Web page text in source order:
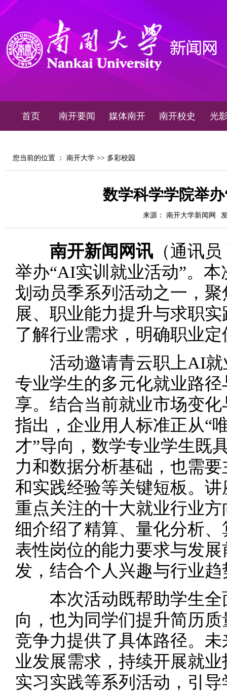
首页 南开要闻 媒体南开 南开校史 光
您当前的位置 ： 南开大学 >> 多彩校园
数学科学学院举
来源： 南开大学新闻网
南开新闻网讯 （通讯
举办“AI实训就业活动”。
划动员季系列活动之一，
展、职业能力提升与求职
了解行业需求，明确职业
活动邀请青云职上AI就
专业学生的多元化就业路
享。结合当前就业市场变
指出，企业用人标准正从“
才”导向，数学专业学生既
力和数据分析基础，也需
和实践经验等关键短板。
重点关注的十大就业行业
细介绍了精算、量化分析
表性岗位的能力要求与发
发，结合个人兴趣与行业
本次活动既帮助学生全
向，也为同学们提升简历
竞争力提供了具体路径。
业发展需求，持续开展就
实习实践等系列活动，引